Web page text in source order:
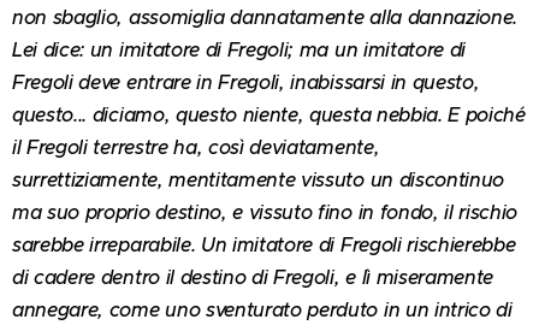
non sbaglio, assomiglia dannatamente alla dannazione.
Lei dice: un imitatore di Fregoli; ma un imitatore di
Fregoli deve entrare in Fregoli, inabissarsi in questo,
questo... diciamo, questo niente, questa nebbia. E poiché
il Fregoli terrestre ha, così deviatamente,
surrettiziamente, mentitamente vissuto un discontinuo
ma suo proprio destino, e vissuto fino in fondo, il rischio
sarebbe irreparabile. Un imitatore di Fregoli rischierebbe
di cadere dentro il destino di Fregoli, e lì miseramente
annegare, come uno sventurato perduto in un intrico di